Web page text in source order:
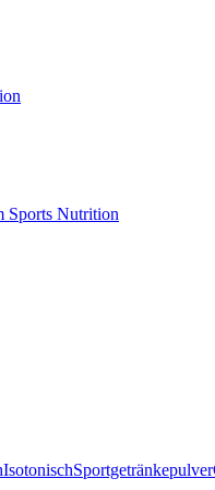
Sports Nutrition
IsotonischSportgetränkepulver